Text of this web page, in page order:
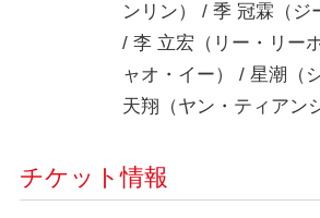
ンリン） / 季 冠霖（ジ
/ 李 立宏（リー・リー
ャオ・イー） / 星潮（
天翔（ヤン・ティア
チケット情報